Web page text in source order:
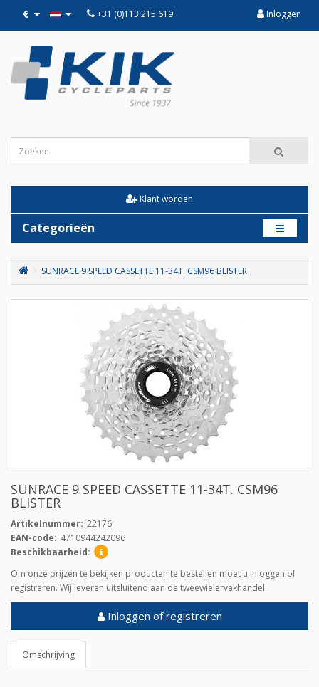
€ +31 (0)113 215 619 Inloggen
Klant worden
Categorieën
SUNRACE 9 SPEED CASSETTE 11-34T. CSM96 BLISTER
Omschrijving
SUNRACE 9 SPEED CASSETTE 11-34T. CSM96
BLISTER
Artikelnummer: 22176
EAN-code: 4710944242096
Beschikbaarheid:
Om onze prijzen te bekijken producten te bestellen moet u inloggen of
registreren. Wij leveren uitsluitend aan de tweewielervakhandel.
Inloggen of registreren